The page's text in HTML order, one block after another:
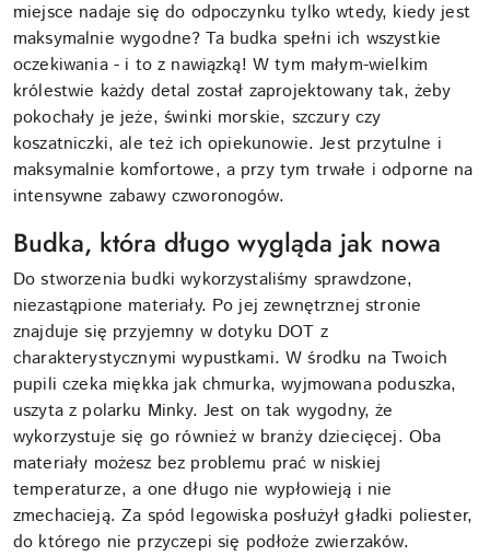
miejsce nadaje się do odpoczynku tylko wtedy, kiedy jest
maksymalnie wygodne? Ta budka spełni ich wszystkie
oczekiwania - i to z nawiązką! W tym małym-wielkim
królestwie każdy detal został zaprojektowany tak, żeby
pokochały je jeże, świnki morskie, szczury czy
koszatniczki, ale też ich opiekunowie. Jest przytulne i
maksymalnie komfortowe, a przy tym trwałe i odporne na
intensywne zabawy czworonogów.
Budka, która długo wygląda jak nowa
Do stworzenia budki wykorzystaliśmy sprawdzone,
niezastąpione materiały. Po jej zewnętrznej stronie
znajduje się przyjemny w dotyku DOT z
charakterystycznymi wypustkami. W środku na Twoich
pupili czeka miękka jak chmurka, wyjmowana poduszka,
uszyta z polarku Minky. Jest on tak wygodny, że
wykorzystuje się go również w branży dziecięcej. Oba
materiały możesz bez problemu prać w niskiej
temperaturze, a one długo nie wypłowieją i nie
zmechacieją. Za spód legowiska posłużył gładki poliester,
do którego nie przyczepi się podłoże zwierzaków.